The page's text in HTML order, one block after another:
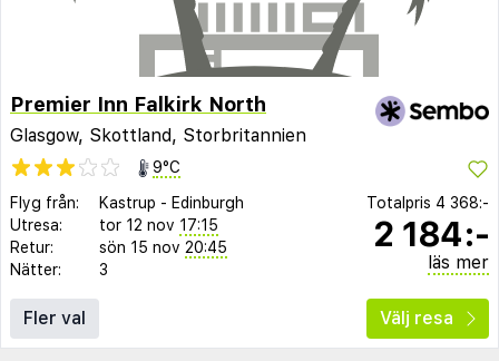
Premier Inn Falkirk North
Glasgow, Skottland, Storbritannien
9°C
Flyg från:
Kastrup - Edinburgh
Utresa:
tor 12 nov 17:15
Retur:
sön 15 nov 20:45
Nätter:
3
Totalpris 4 368:-
2 184:-
läs mer
Fler val Välj resa